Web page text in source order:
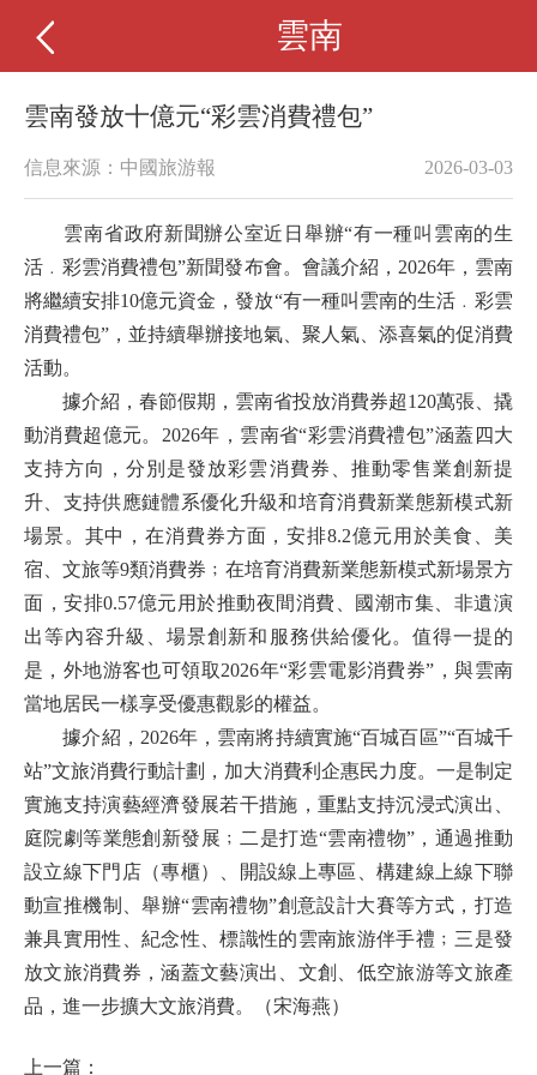
雲南
雲南發放十億元“彩雲消費禮包”
信息來源：中國旅游報 2026-03-03
雲南省政府新聞辦公室近日舉辦“有一種叫雲南的生
活﹒彩雲消費禮包”新聞發布會。會議介紹，2026年，雲南
將繼續安排10億元資金，發放“有一種叫雲南的生活﹒彩雲
消費禮包”，並持續舉辦接地氣、聚人氣、添喜氣的促消費
活動。
據介紹，春節假期，雲南省投放消費券超120萬張、撬
動消費超億元。2026年，雲南省“彩雲消費禮包”涵蓋四大
支持方向，分別是發放彩雲消費券、推動零售業創新提
升、支持供應鏈體系優化升級和培育消費新業態新模式新
場景。其中，在消費券方面，安排8.2億元用於美食、美
宿、文旅等9類消費券﹔在培育消費新業態新模式新場景方
面，安排0.57億元用於推動夜間消費、國潮市集、非遺演
出等內容升級、場景創新和服務供給優化。值得一提的
是，外地游客也可領取2026年“彩雲電影消費券”，與雲南
當地居民一樣享受優惠觀影的權益。
據介紹，2026年，雲南將持續實施“百城百區”“百城千
站”文旅消費行動計劃，加大消費利企惠民力度。一是制定
實施支持演藝經濟發展若干措施，重點支持沉浸式演出、
庭院劇等業態創新發展﹔二是打造“雲南禮物”，通過推動
設立線下門店（專櫃）、開設線上專區、構建線上線下聯
動宣推機制、舉辦“雲南禮物”創意設計大賽等方式，打造
兼具實用性、紀念性、標識性的雲南旅游伴手禮﹔三是發
放文旅消費券，涵蓋文藝演出、文創、低空旅游等文旅產
品，進一步擴大文旅消費。（宋海燕）
上一篇：